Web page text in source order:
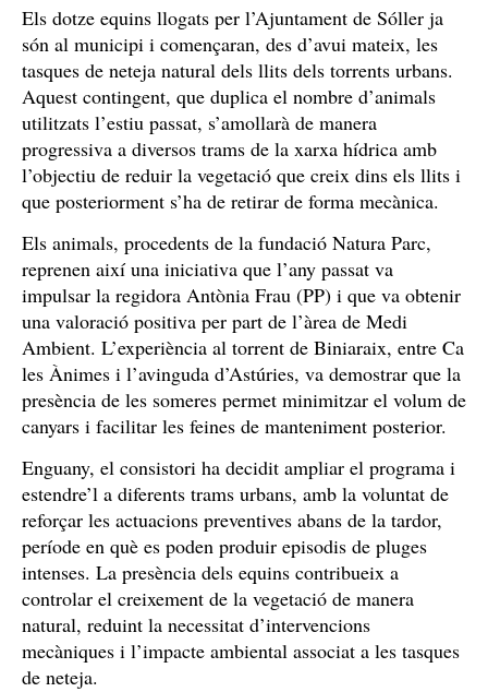
Els dotze equins llogats per l’Ajuntament de Sóller ja
són al municipi i començaran, des d’avui mateix, les
tasques de neteja natural dels llits dels torrents urbans.
Aquest contingent, que duplica el nombre d’animals
utilitzats l’estiu passat, s’amollarà de manera
progressiva a diversos trams de la xarxa hídrica amb
l’objectiu de reduir la vegetació que creix dins els llits i
que posteriorment s’ha de retirar de forma mecànica.
Els animals, procedents de la fundació Natura Parc,
reprenen així una iniciativa que l’any passat va
impulsar la regidora Antònia Frau (PP) i que va obtenir
una valoració positiva per part de l’àrea de Medi
Ambient. L’experiència al torrent de Biniaraix, entre Ca
les Ànimes i l’avinguda d’Astúries, va demostrar que la
presència de les someres permet minimitzar el volum de
canyars i facilitar les feines de manteniment posterior.
Enguany, el consistori ha decidit ampliar el programa i
estendre’l a diferents trams urbans, amb la voluntat de
reforçar les actuacions preventives abans de la tardor,
període en què es poden produir episodis de pluges
intenses. La presència dels equins contribueix a
controlar el creixement de la vegetació de manera
natural, reduint la necessitat d’intervencions
mecàniques i l’impacte ambiental associat a les tasques
de neteja.